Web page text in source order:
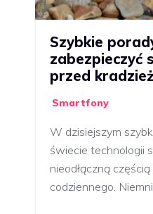
Szybkie
zabezpieczyć
przed
Smartfony
W dzisiejszym
świecie technologii
nieodłączną
codziennego.